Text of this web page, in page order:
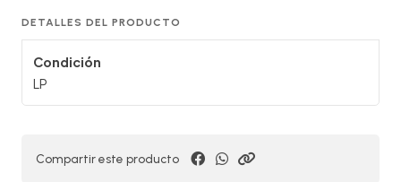
DETALLES DEL PRODUCTO
Condición
LP
Compartir este producto